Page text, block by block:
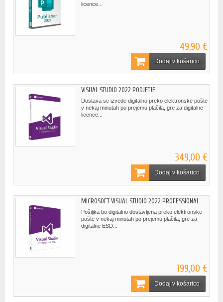
licence...
49,90 €
Dodaj v košarico
VISUAL STUDIO 2022 PODJETJE
Dostava se izvede digitalno preko elektronske pošte
v nekaj minutah po prejemu plačila, gre za digitalne
licence...
349,00 €
Dodaj v košarico
MICROSOFT VISUAL STUDIO 2022 PROFESSIONAL
Pošiljka bo digitalno dostavljena preko elektronske
pošte v nekaj minutah po prejemu plačila, gre za
digitalne ESD...
199,00 €
Dodaj v košarico